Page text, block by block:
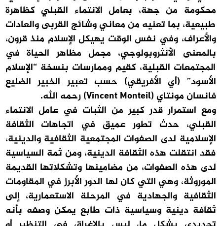
محكومة من جهة، بعامل الانتماء القبلي كظاهرة
طبيعية، بما تعنيه من معاني وشائج القربى والعادات
والأعراف، وفي نفس الوقت يهيكل الإسلام منذ قرون،
بالمعنى الأنثروبولوجي، مجمل مظاهر الحياة في
المجتمعات القبلية، كقيم وممارسات بنسخة “الإسلام
الأسود” (أي الأفريقي) حسب تعبير الخبير الضليع
فانسان مونتاي (Vincent Monteil) رحمه الله.
ومع استمرار قدر كبير من الثبات في عامل الانتماء
القبلي، حدث تطور عميق في اتجاهات الثقافة
الإسلامية لدى الصفوات المجتمعية الثقافية والدينية،
فقد انتقلت هذه الثقافة الدينية، ومن ثمة السياسية
لدى هذه الصفوات، من مضامينها وتشكلاتها القديمة
الموروثة، وهي التي كان لها الدور الأبرز في المقاومات
الثقافية والجهادية في المرحلة الاستعمارية، إلى
ثقافة دينية وسياسية ذات طابع يمكن وصفه بأنه